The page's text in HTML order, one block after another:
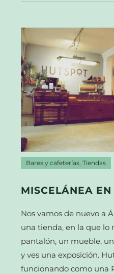
Bares y cafeterías,Tiendas
MISCELÁNEA
Nos vamos de nuevo a
una tienda, en la que lo
pantalón, un mueble,
y ves una exposición.
funcionando como una